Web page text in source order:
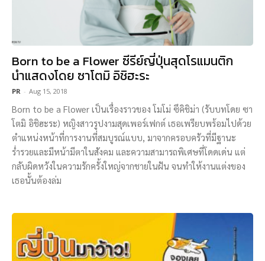
Born to be a Flower ซีรีย์ญี่ปุ่นสุดโรแมนติก
นำแสดงโดย ซาโตมิ อิชิฮะระ
PR - Aug 15, 2018
Born to be a Flower เป็นเรื่องราวของ โมโม่ ซึคิชิม่า (รับบทโดย ซา
โตมิ อิชิฮะระ) หญิงสาวรูปงามสุดเพอร์เฟกต์ เธอเพรียบพร้อมไปด้วย
ตำแหน่งหน้าที่การงานที่สมบูรณ์แบบ, มาจากครอบครัวที่มีฐานะ
ร่ำรวยและมีหน้ามีตาในสังคม และความสามารถพิเศษที่โดดเด่น แต่
กลับผิดหวังในความรักครั้งใหญ่จากชายในฝัน จนทำให้งานแต่งของ
เธอนั้นต้องล่ม